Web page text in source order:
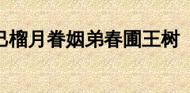
榴月眷姻弟春圃王树